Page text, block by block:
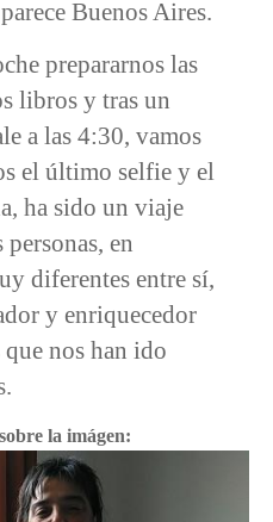
Buenos Aires.
prepararnos las
libros y tras un
a las 4:30, vamos
el último selfie y el
ha sido un viaje
en
diferentes entre sí,
y enriquecedor
que nos han ido
la imágen: